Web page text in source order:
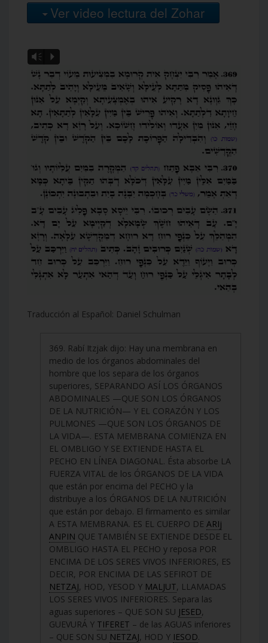
Ver video lectura del Zohar
Vm P
Traducción al Español: Daniel Schulman
369. Rabí Itzjak dijo: Hay una membrana en
medio de los órganos abdominales del
hombre que los separa de los órganos
superiores, SEPARANDO ASÍ LOS ÓRGANOS
ABDOMINALES —QUE SON LOS ÓRGANOS
DE LA NUTRICIÓN— Y EL CORAZÓN Y LOS
PULMONES —QUE SON LOS ÓRGANOS DE
LA VIDA—. ESTA MEMBRANA COMIENZA EN
EL OMBLIGO Y SE EXTIENDE HASTA EL
PECHO EN LÍNEA DIAGONAL. Ésta absorbe LA
FUERZA VITAL de los ÓRGANOS DE LA VIDA
que están por encima del PECHO y la
distribuye a los ÓRGANOS DE LA NUTRICIÓN
que están por debajo. El firmamento es similar
A ESTA MEMBRANA. ES EL CUERPO DE ARIj
ANPIN QUE TAMBIÉN SE EXTIENDE DESDE EL
OMBLIGO HASTA EL PECHO y reposa POR
ENCIMA DE LOS SERES VIVOS INFERIORES, ES
DECIR, POR ENCIMA DE LAS SEFIROT DE
NETZAJ, HOD, YESOD Y MALJUT, LLAMADAS
LOS SERES VIVOS INFERIORES. Separa las
aguas superiores – QUE SON SU JESED,
GUEVURÁ Y TIFERET – de las AGUAS inferiores
– QUE SON SU NETZAJ, HOD Y IESOD.